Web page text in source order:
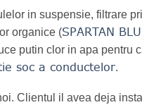
in suspensie, filtrare
organice (SPARTAN
putin clor in apa pentru
soc a conductelor.
Clientul il avea deja